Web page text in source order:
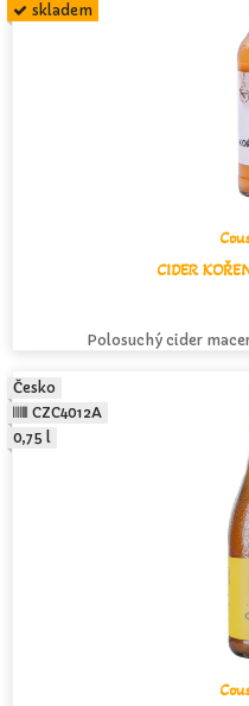
CIDER
Polosuchý cider
skladem
Česko
CZC4012A
0,75 l